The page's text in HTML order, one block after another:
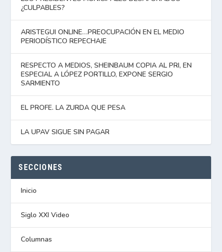
¿CULPABLES?
ARISTEGUI ONLINE…PREOCUPACIÓN EN EL MEDIO
PERIODÍSTICO REPECHAJE
RESPECTO A MEDIOS, SHEINBAUM COPIA AL PRI, EN
ESPECIAL A LÓPEZ PORTILLO, EXPONE SERGIO
SARMIENTO
EL PROFE. LA ZURDA QUE PESA
LA UPAV SIGUE SIN PAGAR
SECCIONES
Inicio
Siglo XXI Video
Columnas